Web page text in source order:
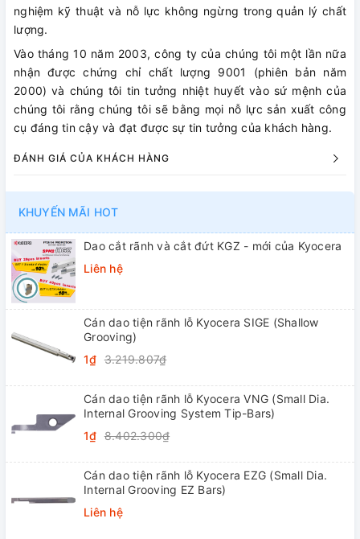
nghiệm kỹ thuật và nỗ lực không ngừng trong quản lý chất
lượng.
Vào tháng 10 năm 2003, công ty của chúng tôi một lần nữa
nhận được chứng chỉ chất lượng 9001 (phiên bản năm
2000) và chúng tôi tin tưởng nhiệt huyết vào sứ mệnh của
chúng tôi rằng chúng tôi sẽ bằng mọi nỗ lực sản xuất công
cụ đáng tin cậy và đạt được sự tin tưởng của khách hàng.
ĐÁNH GIÁ CỦA KHÁCH HÀNG
KHUYẾN MÃI HOT
Dao cắt rãnh và cắt đứt KGZ - mới của Kyocera
Liên hệ
Cán dao tiện rãnh lỗ Kyocera SIGE (Shallow
Grooving)
1₫ 3.219.807₫
Cán dao tiện rãnh lỗ Kyocera VNG (Small Dia.
Internal Grooving System Tip-Bars)
1₫ 8.402.300₫
Cán dao tiện rãnh lỗ Kyocera EZG (Small Dia.
Internal Grooving EZ Bars)
Liên hệ